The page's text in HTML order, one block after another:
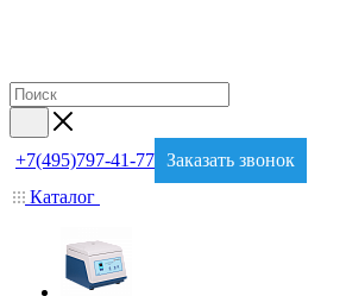
+7(495)797-41-77 Заказать звонок
Каталог